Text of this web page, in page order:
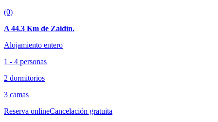
(0)
A 44.3 Km de Zaidín.
Alojamiento entero
1 - 4 personas
2 dormitorios
3 camas
Reserva onlineCancelación gratuita